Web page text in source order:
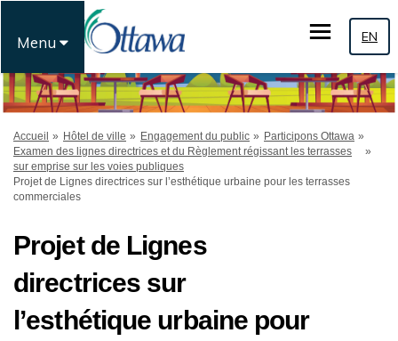
Menu EN
Vous êtes ici:
Accueil Hôtel de ville Engagement du public
Participons Ottawa
Examen des lignes directrices et du Règlement régissant les terrasses
sur emprise sur les voies publiques
Projet de Lignes directrices sur l’esthétique urbaine pour les terrasses
commerciales
Projet de Lignes
directrices sur
l’esthétique urbaine pour